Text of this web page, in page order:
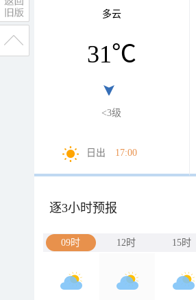
多云
31℃
<3级
日出 17:00
逐3小时预报
09时 12时 15时